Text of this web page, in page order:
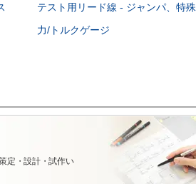
テスト用リード線 - ジャンパ、特殊
力/トルクゲージ
定・設計・試作い